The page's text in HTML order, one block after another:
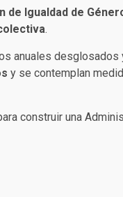
de Igualdad de
.
anuales desglosados
y se contemplan
construir una